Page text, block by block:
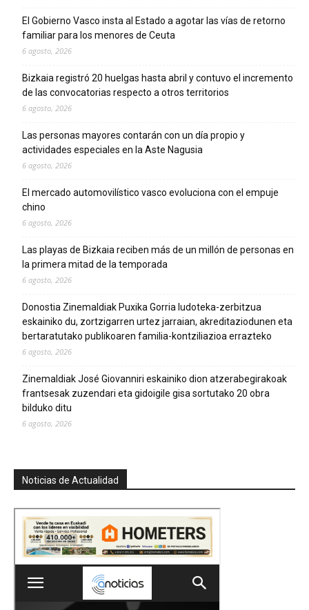
El Gobierno Vasco insta al Estado a agotar las vías de retorno
familiar para los menores de Ceuta
6 agosto, 2026
Bizkaia registró 20 huelgas hasta abril y contuvo el incremento
de las convocatorias respecto a otros territorios
6 agosto, 2026
Las personas mayores contarán con un día propio y
actividades especiales en la Aste Nagusia
6 agosto, 2026
El mercado automovilístico vasco evoluciona con el empuje
chino
6 agosto, 2026
Las playas de Bizkaia reciben más de un millón de personas en
la primera mitad de la temporada
6 agosto, 2026
Donostia Zinemaldiak Puxika Gorria ludoteka-zerbitzua
eskainiko du, zortzigarren urtez jarraian, akreditaziodunen eta
bertaratutako publikoaren familia-kontziliazioa errazteko
6 agosto, 2026
Zinemaldiak José Giovanniri eskainiko dion atzerabegirakoak
frantsesak zuzendari eta gidoigile gisa sortutako 20 obra
bilduko ditu
6 agosto, 2026
Noticias de Actualidad